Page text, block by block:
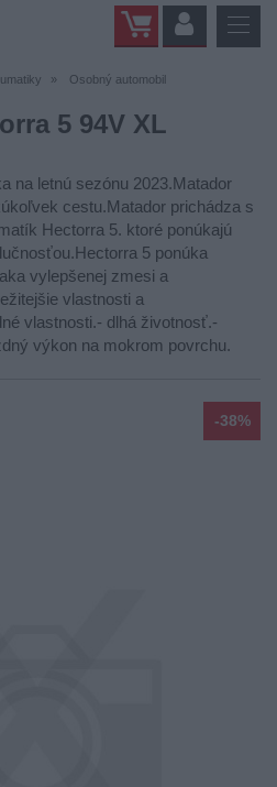
Osobný automobil
5 94V XL
na letnú sezónu 2023.Matador
cestu.Matador prichádza s
Hectorra 5. ktoré ponúkajú
5 ponúka
vylepšenej zmesi a
vlastnosti a
vlastnosti.- dlhá životnosť.-
výkon na mokrom povrchu.
-38%